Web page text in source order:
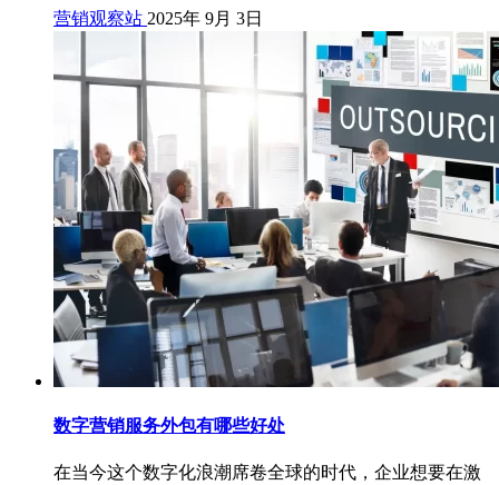
营销观察站 2025年 9月 3日
数字营销服务外包有哪些好处
在当今这个数字化浪潮席卷全球的时代，企业想要在激